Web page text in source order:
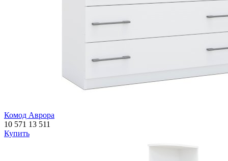
Комод Аврора
10 571 13 511
Купить